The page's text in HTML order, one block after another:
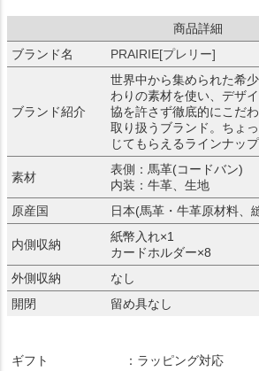
商品詳細
ブランド名
PRAIRIE[プレリー]
ブランド紹介
世界中から集められた希
わりの素材を使い、デザ
協を許さず徹底的にこだ
取り扱うブランド。ちょ
じてもらえるラインナップ
素材
表側：馬革(コードバン)
内装：牛革、生地
原産国
日本(馬革・牛革原材料、
内側収納
紙幣入れ×1
カードホルダー×8
外側収納
なし
開閉
留め具なし
ギフト
：ラッピング対応